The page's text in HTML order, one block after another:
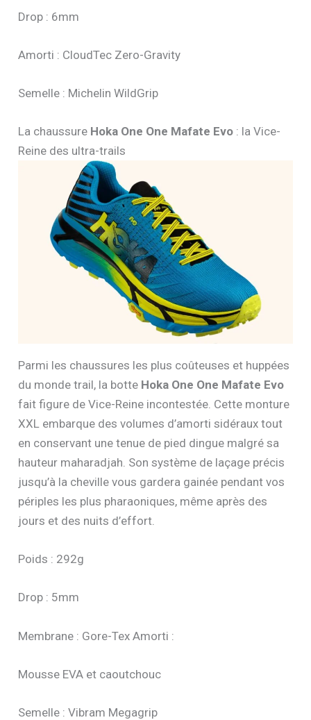
Drop : 6mm
Amorti : CloudTec Zero-Gravity
Semelle : Michelin WildGrip
La chaussure Hoka One One Mafate Evo : la Vice-
Reine des ultra-trails
Parmi les chaussures les plus coûteuses et huppées
du monde trail, la botte Hoka One One Mafate Evo
fait figure de Vice-Reine incontestée. Cette monture
XXL embarque des volumes d’amorti sidéraux tout
en conservant une tenue de pied dingue malgré sa
hauteur maharadjah. Son système de laçage précis
jusqu’à la cheville vous gardera gainée pendant vos
périples les plus pharaoniques, même après des
jours et des nuits d’effort.
Poids : 292g
Drop : 5mm
Membrane : Gore-Tex Amorti :
Mousse EVA et caoutchouc
Semelle : Vibram Megagrip